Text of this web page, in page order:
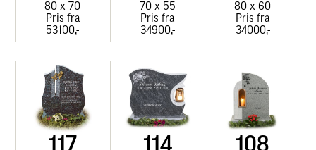
80 x 70
Pris fra
53100,-
70 x 55
Pris fra
34900,-
80 x 60
Pris fra
34000,-